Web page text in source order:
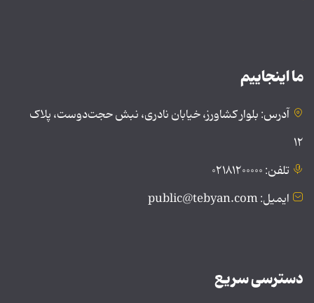
ما اینجاییم
آدرس: بلوار کشاورز، خیابان نادری، نبش حجت‌دوست، پلاک
۱۲
تلفن: ۰۲۱۸۱۲۰۰۰۰۰
ایمیل: public@tebyan.com
دسترسی سریع